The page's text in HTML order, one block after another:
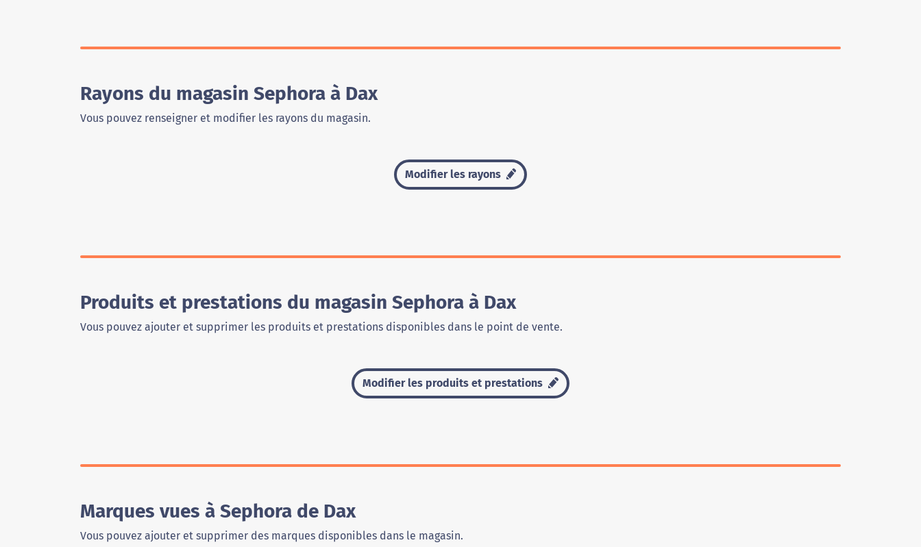
Rayons du magasin Sephora à Dax
Vous pouvez renseigner et modifier les rayons du magasin.
Modifier les rayons
Produits et prestations du magasin Sephora à Dax
Vous pouvez ajouter et supprimer les produits et prestations disponibles dans le point de vente.
Modifier les produits et prestations
Marques vues à Sephora de Dax
Vous pouvez ajouter et supprimer des marques disponibles dans le magasin.